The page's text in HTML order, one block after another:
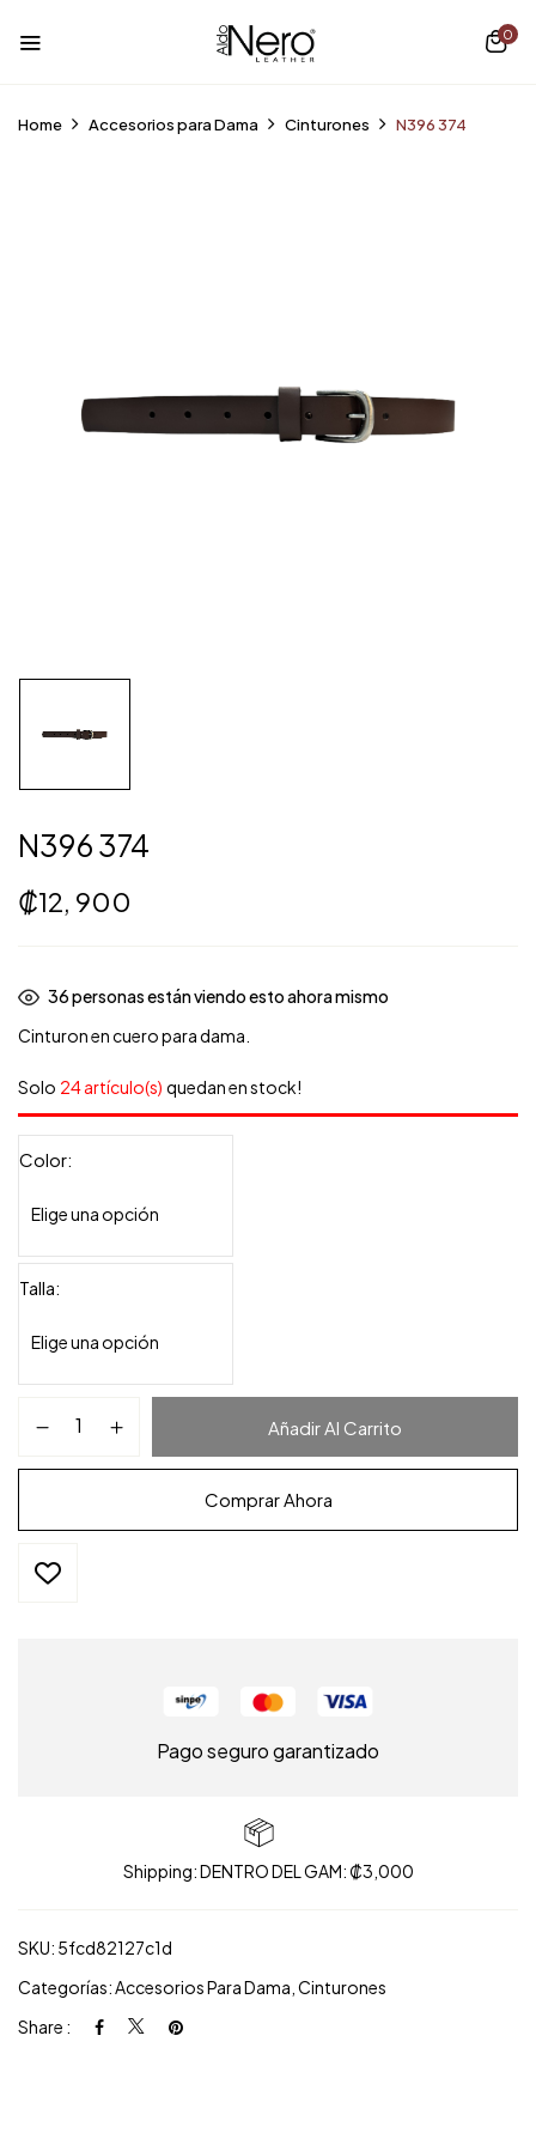
0
Home Accesorios para Dama Cinturones N396 374
N396 374
₡12, 900
36personas están viendo esto ahora mismo
Cinturon en cuero para dama.
Solo 24 artículo(s) quedan en stock!
Color
Talla
Añadir Al Carrito
Comprar Ahora
Pago seguro garantizado
Shipping: DENTRO DEL GAM: ₡3,000
SKU: 5fcd82127c1d
Categorías:Accesorios Para Dama Cinturones
Share :